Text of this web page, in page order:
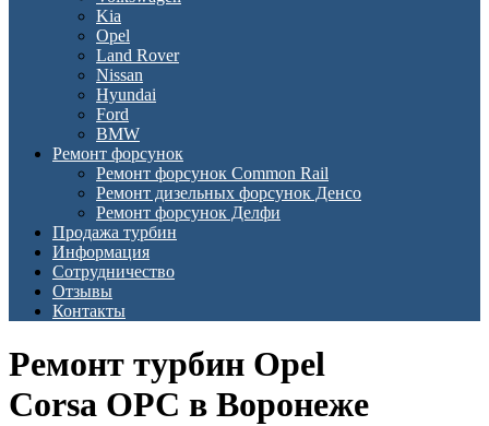
Kia
Opel
Land Rover
Nissan
Hyundai
Ford
BMW
Ремонт форсунок
Ремонт форсунок Common Rail
Ремонт дизельных форсунок Денсо
Ремонт форсунок Делфи
Продажа турбин
Информация
Сотрудничество
Отзывы
Контакты
Ремонт турбин Opel
Corsa OPC в Воронеже